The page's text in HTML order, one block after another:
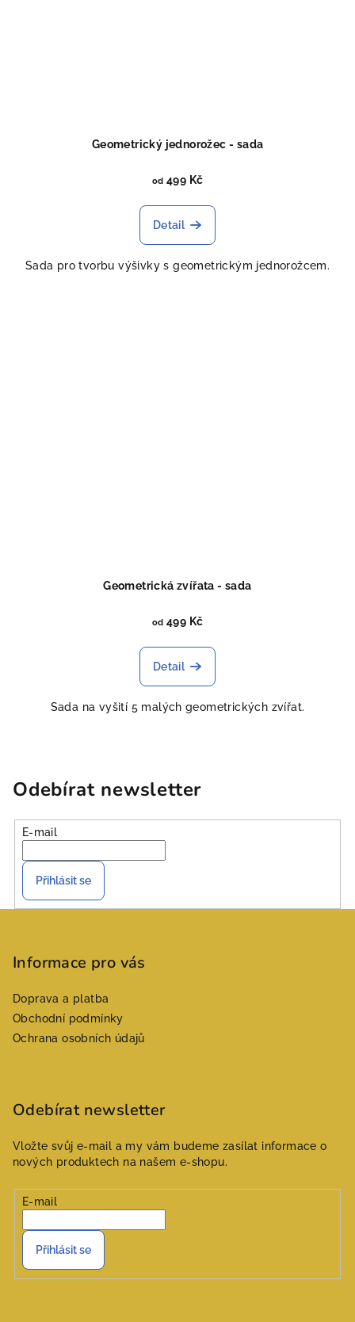
Geometrický jednorožec - sada
od 499 Kč
Detail
Sada pro tvorbu výšivky s geometrickým jednorožcem.
Geometrická zvířata - sada
od 499 Kč
Detail
Sada na vyšití 5 malých geometrických zvířat.
Odebírat newsletter
E-mail
Přihlásit se
Informace pro vás
Doprava a platba
Obchodní podmínky
Ochrana osobních údajů
Odebírat newsletter
Vložte svůj e-mail a my vám budeme zasílat informace o
nových produktech na našem e-shopu.
E-mail
Přihlásit se